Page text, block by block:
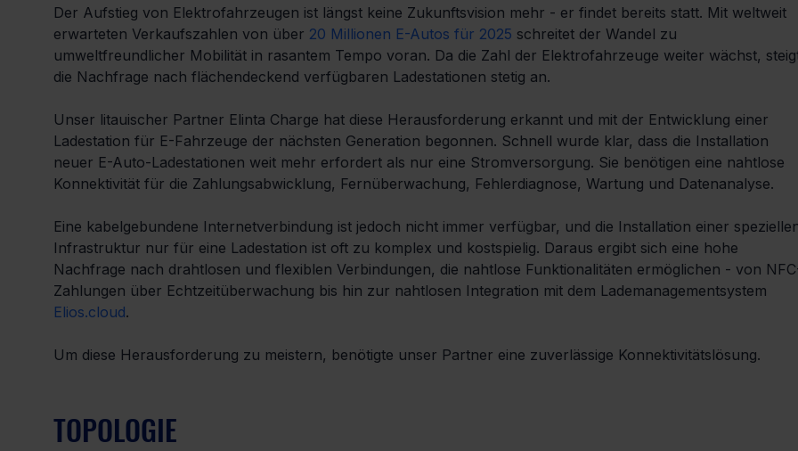
Der Aufstieg von Elektrofahrzeugen ist längst keine Zukunftsvision mehr - er findet bereits statt. Mit weltweit
erwarteten Verkaufszahlen von über 20 Millionen E-Autos für 2025 schreitet der Wandel zu
umweltfreundlicher Mobilität in rasantem Tempo voran. Da die Zahl der Elektrofahrzeuge weiter wächst,
die Nachfrage nach flächendeckend verfügbaren Ladestationen stetig an.
Unser litauischer Partner Elinta Charge hat diese Herausforderung erkannt und mit der Entwicklung einer
Ladestation für E-Fahrzeuge der nächsten Generation begonnen. Schnell wurde klar, dass die Installation
neuer E-Auto-Ladestationen weit mehr erfordert als nur eine Stromversorgung. Sie benötigen eine nahtlose
Konnektivität für die Zahlungsabwicklung, Fernüberwachung, Fehlerdiagnose, Wartung und Datenanalyse.
Eine kabelgebundene Internetverbindung ist jedoch nicht immer verfügbar, und die Installation einer
Infrastruktur nur für eine Ladestation ist oft zu komplex und kostspielig. Daraus ergibt sich eine hohe
Nachfrage nach drahtlosen und flexiblen Verbindungen, die nahtlose Funktionalitäten ermöglichen - von
Zahlungen über Echtzeitüberwachung bis hin zur nahtlosen Integration mit dem Lademanagementsystem
Elios.cloud.
Um diese Herausforderung zu meistern, benötigte unser Partner eine zuverlässige Konnektivitätslösung.
TOPOLOGIE